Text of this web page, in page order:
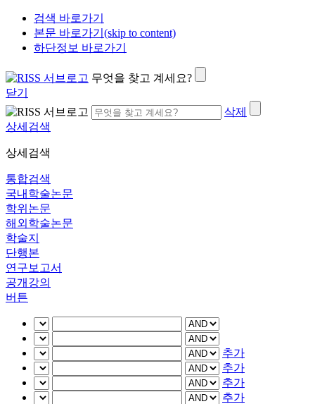
검색 바로가기
본문 바로가기(skip to content)
하단정보 바로가기
무엇을 찾고 계세요?
닫기
삭제
상세검색
상세검색
통합검색
국내학술논문
학위논문
해외학술논문
학술지
단행본
연구보고서
공개강의
버튼
추가
추가
추가
추가